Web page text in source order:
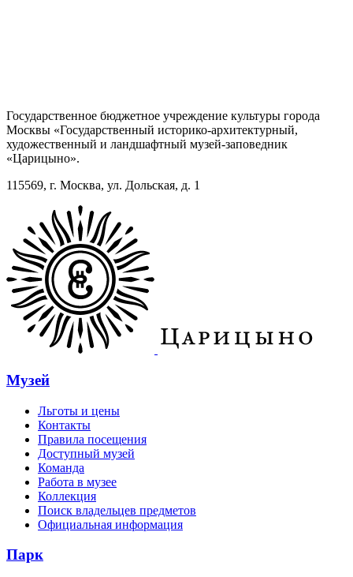
Государственное бюджетное учреждение культуры города
Москвы «Государственный историко-архитектурный,
художественный и ландшафтный музей-заповедник
«Царицыно».
115569, г. Москва, ул. Дольская, д. 1
Музей
Льготы и цены
Контакты
Правила посещения
Доступный музей
Команда
Работа в музее
Коллекция
Поиск владельцев предметов
Официальная информация
Парк